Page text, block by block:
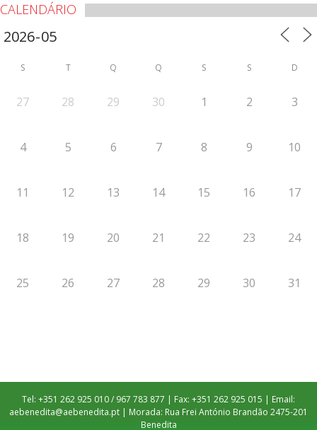
CALENDÁRIO
S T Q Q S S D
27 28 29 30 1 2 3
4 5 6 7 8 9 10
11 12 13 14 15 16 17
18 19 20 21 22 23 24
25 26 27 28 29 30 31
Tel: +351 262 925 010 / 967 783 877 | Fax: +351 262 925 015 | Email:
aebenedita@aebenedita.pt | Morada: Rua Frei António Brandão 2475-201
Benedita